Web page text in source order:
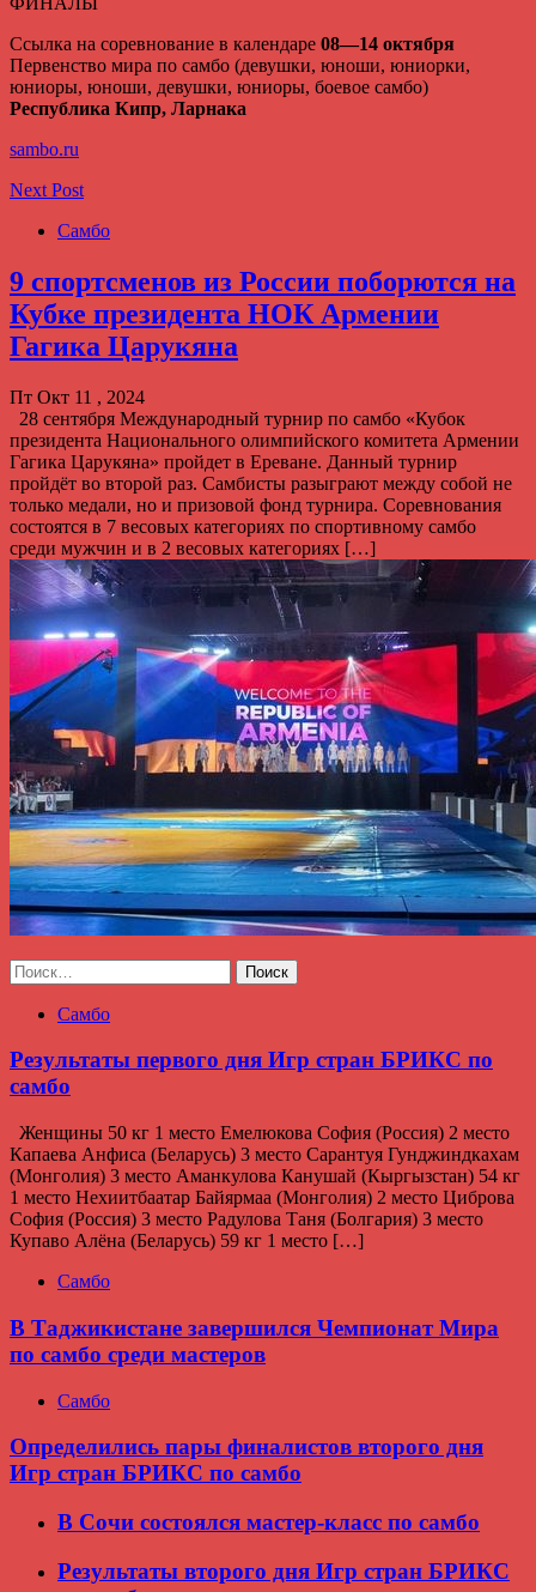
Ссылка на соревнование в календаре 08—14 октября
Первенство мира по самбо (девушки, юноши, юниорки,
юниоры, юноши, девушки, юниоры, боевое самбо)
Республика Кипр, Ларнака
sambo.ru
Next Post
Самбо
9 спортсменов из России поборются на
Кубке президента НОК Армении
Гагика Царукяна
Пт Окт 11 , 2024
28 сентября Международный турнир по самбо «Кубок
президента Национального олимпийского комитета Армении
Гагика Царукяна» пройдет в Ереване. Данный турнир
пройдёт во второй раз. Самбисты разыграют между собой не
только медали, но и призовой фонд турнира. Соревнования
состоятся в 7 весовых категориях по спортивному самбо
среди мужчин и в 2 весовых категориях […]
Найти:
Самбо
Результаты первого дня Игр стран БРИКС по
самбо
Женщины 50 кг 1 место Емелюкова София (Россия) 2 место
Капаева Анфиса (Беларусь) 3 место Сарантуя Гунджиндкахам
(Монголия) 3 место Аманкулова Канушай (Кыргызстан) 54 кг
1 место Нехиитбаатар Байярмаа (Монголия) 2 место Циброва
София (Россия) 3 место Радулова Таня (Болгария) 3 место
Купаво Алёна (Беларусь) 59 кг 1 место […]
Самбо
В Таджикистане завершился Чемпионат Мира
по самбо среди мастеров
Самбо
Определились пары финалистов второго дня
Игр стран БРИКС по самбо
В Сочи состоялся мастер-класс по самбо
Результаты второго дня Игр стран БРИКС